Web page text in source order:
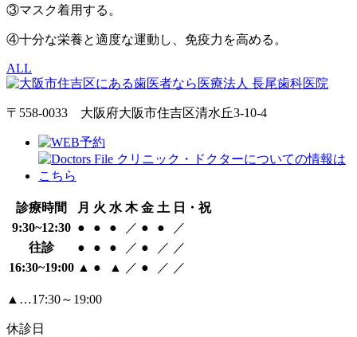
③マスク着用する。
④十分な栄養と適度な運動し、免疫力を高める。
ALL
〒558-0033 大阪府大阪市住吉区清水丘3-10-4
診療時間 月 火 水 木 金 土 日・祝
9:30~12:30 ● ● ● ／ ● ●
／
往診
● ● ● ／ ● ／ ／
16:30~19:00 ▲ ● ▲ ／ ● ／ ／
▲…17:30～19:00
休診日